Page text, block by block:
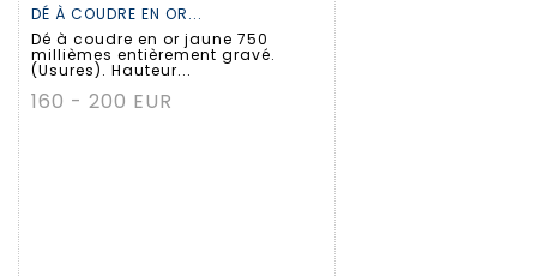
DÉ À COUDRE EN OR...
Dé à coudre en or jaune 750
millièmes entièrement gravé.
(Usures). Hauteur...
160 - 200 EUR